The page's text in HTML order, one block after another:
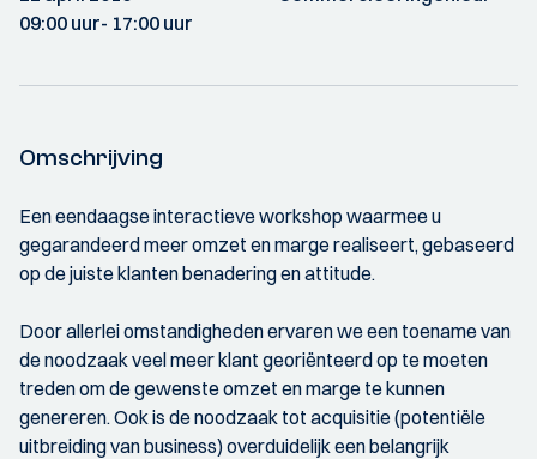
09:00 uur- 17:00 uur
Omschrijving
Een eendaagse interactieve workshop waarmee u
gegarandeerd meer omzet en marge realiseert, gebaseerd
op de juiste klanten benadering en attitude.
Door allerlei omstandigheden ervaren we een toename van
de noodzaak veel meer klant georiënteerd op te moeten
treden om de gewenste omzet en marge te kunnen
genereren. Ook is de noodzaak tot acquisitie (potentiële
uitbreiding van business) overduidelijk een belangrijk